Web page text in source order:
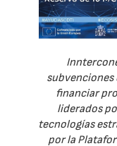
subvenciones
financiar
liderados
tecnologías
por la